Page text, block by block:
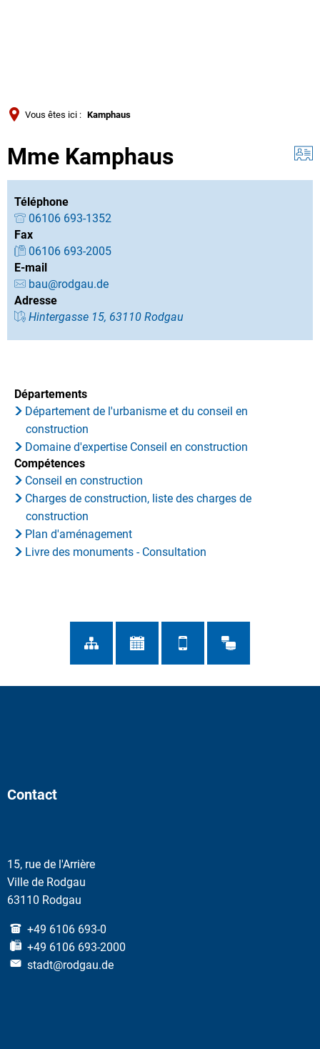
Vous êtes ici : Kamphaus
Mme Kamphaus
Téléphone
06106 693-1352
Fax
06106 693-2005
E-mail
bau@rodgau.de
Adresse
Hintergasse 15, 63110 Rodgau
Départements
Département de l'urbanisme et du conseil en
construction
Domaine d'expertise Conseil en construction
Compétences
Conseil en construction
Charges de construction, liste des charges de
construction
Plan d'aménagement
Livre des monuments - Consultation
Contact
15, rue de l'Arrière
Ville de Rodgau
63110 Rodgau
+49 6106 693-0
+49 6106 693-2000
stadt@rodgau.de